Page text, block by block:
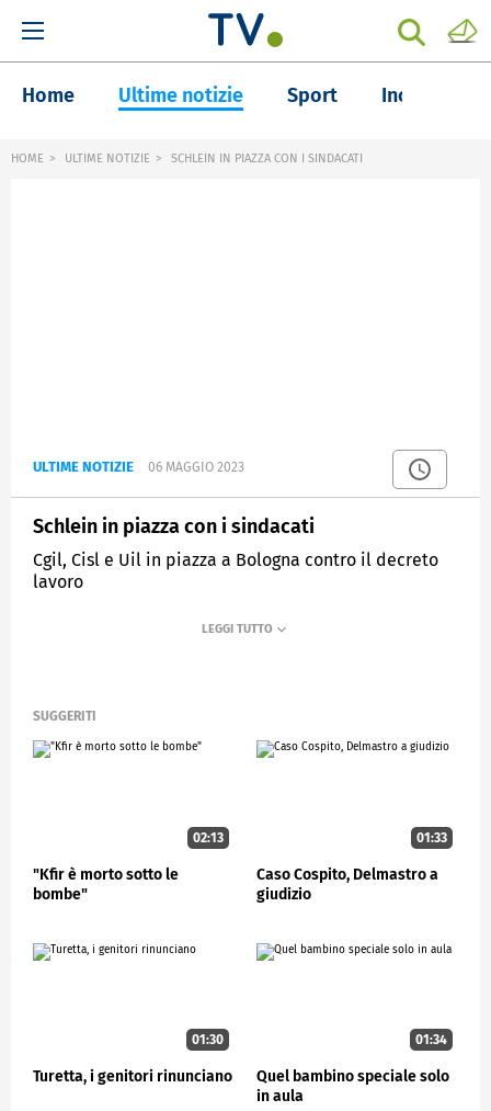
Home Ultime notizie Sport Inchieste
HOME ULTIME NOTIZIE SCHLEIN IN PIAZZA CON I SINDACATI
ULTIME NOTIZIE 06 MAGGIO 2023
Schlein in piazza con i sindacati
Cgil, Cisl e Uil in piazza a Bologna contro il decreto
lavoro
STUDIOAPERTO
SUGGERITI
02:13
"Kfir è morto sotto le
bombe"
01:33
Caso Cospito, Delmastro a
giudizio
01:30
Turetta, i genitori rinunciano
01:34
Quel bambino speciale solo
in aula